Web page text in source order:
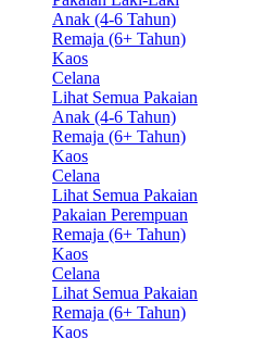
Anak (4-6 Tahun)
Remaja (6+ Tahun)
Kaos
Celana
Lihat Semua Pakaian
Anak (4-6 Tahun)
Remaja (6+ Tahun)
Kaos
Celana
Lihat Semua Pakaian
Pakaian Perempuan
Remaja (6+ Tahun)
Kaos
Celana
Lihat Semua Pakaian
Remaja (6+ Tahun)
Kaos